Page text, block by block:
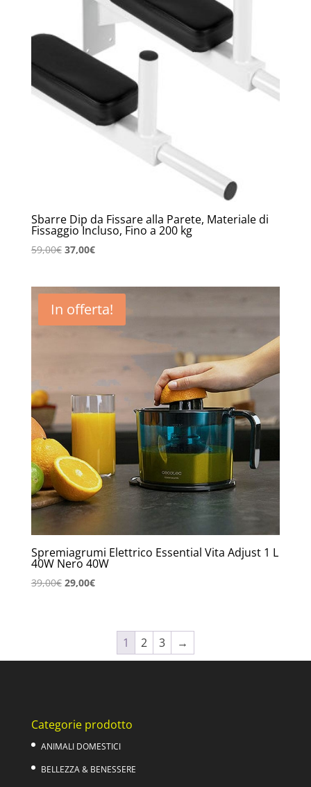
Sbarre Dip da Fissare alla Parete, Materiale di
Fissaggio Incluso, Fino a 200 kg
59,00€ Il
era:
59,00€.
37,00€Il
è:
37,00€.
In offerta!
Spremiagrumi Elettrico Essential Vita Adjust 1 L
40W Nero 40W
39,00€ Il
29,00€Il
29,00€.
1 2 3 →
Categorie prodotto
ANIMALI DOMESTICI
BELLEZZA & BENESSERE